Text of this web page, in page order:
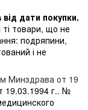
дати покупки.
товари, що не
подряпини,
і не
Минздрава от 19
19.03.1994 г.. №